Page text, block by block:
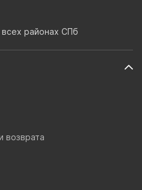
возврата
всех районах СПб